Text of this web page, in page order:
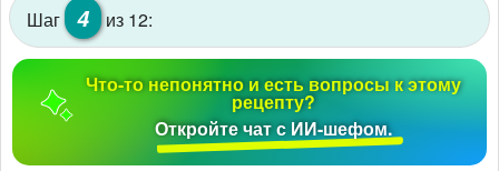
Шаг 4 из 12:
Что-то непонятно и есть вопросы к этому
рецепту?
Откройте чат с ИИ-шефом.